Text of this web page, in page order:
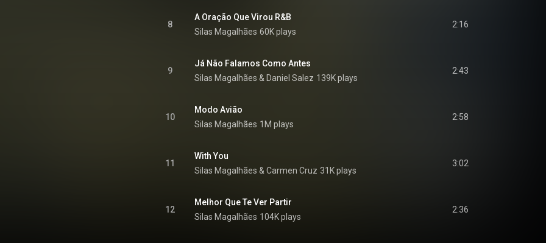
8
A Oração Que Virou R&B
Silas Magalhães 60K plays
2:16
9
Já Não Falamos Como Antes
Silas Magalhães & Daniel Salez 139K plays
2:43
10
Modo Avião
Silas Magalhães 1M plays
2:58
11
With You
Silas Magalhães & Carmen Cruz 31K plays
3:02
12
Melhor Que Te Ver Partir
Silas Magalhães 104K plays
2:36